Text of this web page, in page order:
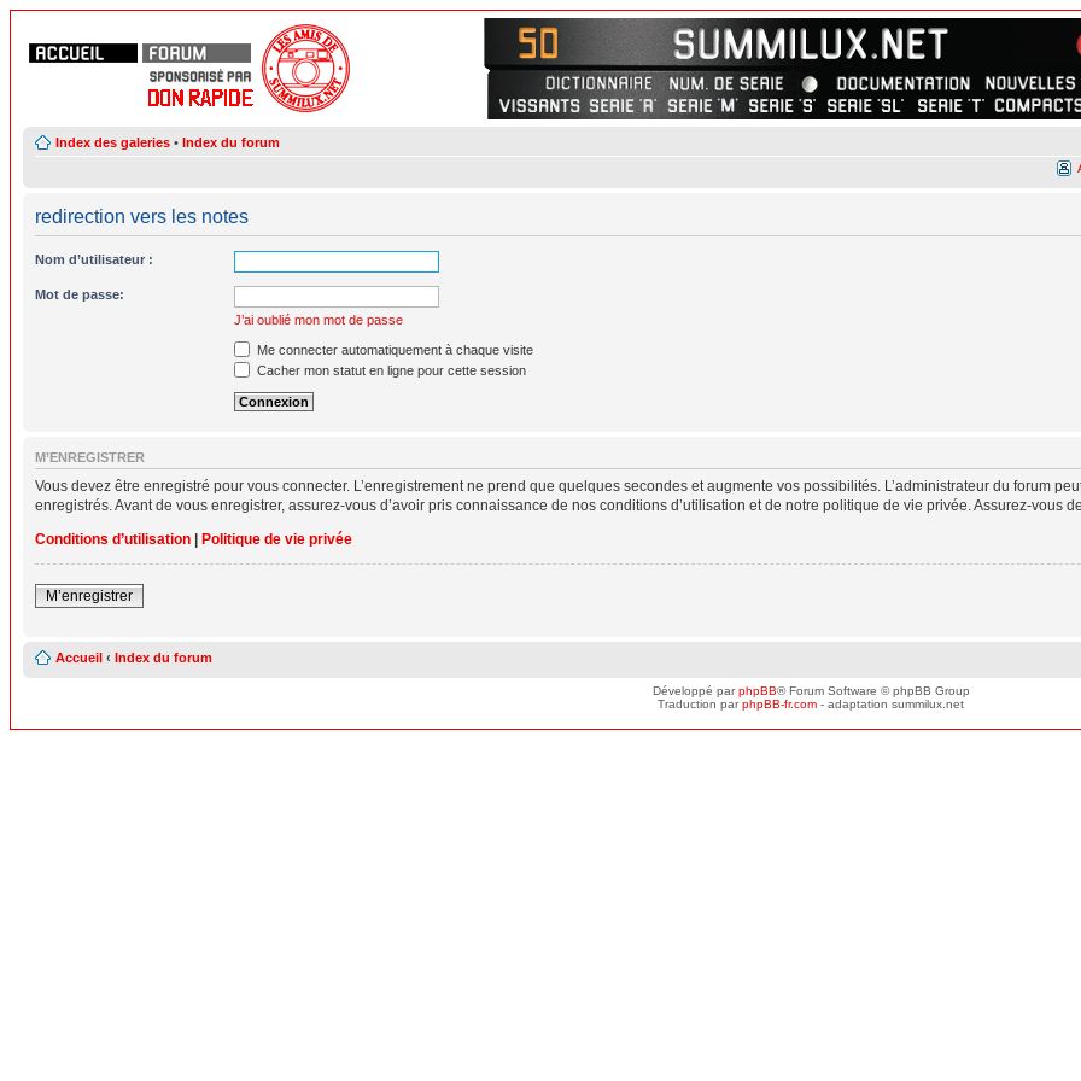
Index des galeries • Index du forum
redirection vers les notes
Nom d’utilisateur :
Mot de passe:
J’ai oublié mon mot de passe
Me connecter automatiquement à chaque visite
Cacher mon statut en ligne pour cette session
M’ENREGISTRER
Vous devez être enregistré pour vous connecter. L’enregistrement ne prend que quelques secondes et augmente vos possibilités. L’administrateur du forum
enregistrés. Avant de vous enregistrer, assurez-vous d’avoir pris connaissance de nos conditions d’utilisation et de notre politique de vie privée. Assurez-vous
Conditions d’utilisation | Politique de vie privée
M’enregistrer
Accueil ‹ Index du forum
Développé parphpBB® Forum Software © phpBB Group
Traduction parphpBB-fr.com - adaptation summilux.net